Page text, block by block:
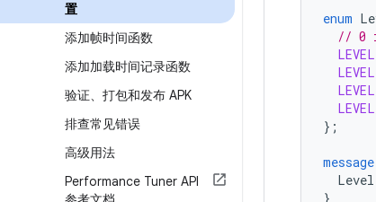
置
添加帧时间函数
添加加载时间记录函数
验证、打包和发布 APK
排查常见错误
高级用法
Performance Tuner API
enum
// 0
};
message
Level
}